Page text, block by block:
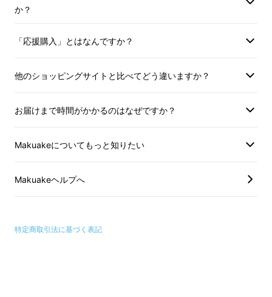
HDMI端子が必要になりますが、HDMI端子が
がこのMILELはHDMI端子は不要。
んです。
か？
「応援購入」とはなんですか？
他のショッピングサイトと比べてどう違いますか？
お届けまで時間がかかるのはなぜですか？
Makuakeについてもっと知りたい
Makuakeヘルプへ
特定商取引法に基づく表記